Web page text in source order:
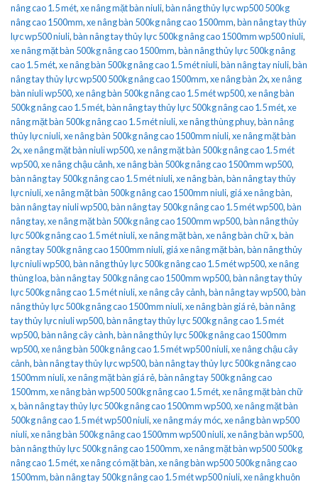
nâng cao 1.5 mét,xe nâng mặt bàn niuli,bàn nâng thủy lực wp500 500kg
nâng cao 1500mm,xe nâng bàn 500kg nâng cao 1500mm,bàn nâng tay thủy
lực wp500 niuli,bàn nâng tay thủy lực 500kg nâng cao 1500mm wp500 niuli,
xe nâng mặt bàn 500kg nâng cao 1500mm,bàn nâng thủy lực 500kg nâng
cao 1.5 mét,xe nâng bàn 500kg nâng cao 1.5 mét niuli,bàn nâng tay niuli,bàn
nâng tay thủy lực wp500 500kg nâng cao 1500mm,xe nâng bàn 2x,xe nâng
bàn niuli wp500,xe nâng bàn 500kg nâng cao 1.5 mét wp500,xe nâng bàn
500kg nâng cao 1.5 mét,bàn nâng tay thủy lực 500kg nâng cao 1.5 mét,xe
nâng mặt bàn 500kg nâng cao 1.5 mét niuli,xe nâng thùng phuy,bàn nâng
thủy lực niuli,xe nâng bàn 500kg nâng cao 1500mm niuli,xe nâng mặt bàn
2x,xe nâng mặt bàn niuli wp500,xe nâng mặt bàn 500kg nâng cao 1.5 mét
wp500,xe nâng chậu cảnh,xe nâng bàn 500kg nâng cao 1500mm wp500,
bàn nâng tay 500kg nâng cao 1.5 mét niuli,xe nâng bàn,bàn nâng tay thủy
lực niuli,xe nâng mặt bàn 500kg nâng cao 1500mm niuli, giá xe nâng bàn,
bàn nâng tay niuli wp500,bàn nâng tay 500kg nâng cao 1.5 mét wp500,bàn
nâng tay,xe nâng mặt bàn 500kg nâng cao 1500mm wp500,bàn nâng thủy
lực 500kg nâng cao 1.5 mét niuli,xe nâng mặt bàn,xe nâng bàn chữ x,bàn
nâng tay 500kg nâng cao 1500mm niuli, giá xe nâng mặt bàn,bàn nâng thủy
lực niuli wp500,bàn nâng thủy lực 500kg nâng cao 1.5 mét wp500,xe nâng
thùng loa,bàn nâng tay 500kg nâng cao 1500mm wp500,bàn nâng tay thủy
lực 500kg nâng cao 1.5 mét niuli,xe nâng cây cảnh,bàn nâng tay wp500,bàn
nâng thủy lực 500kg nâng cao 1500mm niuli,xe nâng bàn giá rẻ,bàn nâng
tay thủy lực niuli wp500,bàn nâng tay thủy lực 500kg nâng cao 1.5 mét
wp500,bàn nâng cây cành,bàn nâng thủy lực 500kg nâng cao 1500mm
wp500,xe nâng bàn 500kg nâng cao 1.5 mét wp500 niuli,xe nâng chậu cây
cảnh,bàn nâng tay thủy lực wp500,bàn nâng tay thủy lực 500kg nâng cao
1500mm niuli,xe nâng mặt bàn giá rẻ,bàn nâng tay 500kg nâng cao
1500mm,xe nâng bàn wp500 500kg nâng cao 1.5 mét,xe nâng mặt bàn chữ
x,bàn nâng tay thủy lực 500kg nâng cao 1500mm wp500,xe nâng mặt bàn
500kg nâng cao 1.5 mét wp500 niuli,xe nâng máy móc,xe nâng bàn wp500
niuli,xe nâng bàn 500kg nâng cao 1500mm wp500 niuli,xe nâng bàn wp500,
bàn nâng thủy lực 500kg nâng cao 1500mm,xe nâng mặt bàn wp500 500kg
nâng cao 1.5 mét,xe nâng có mặt bàn,xe nâng bàn wp500 500kg nâng cao
1500mm,bàn nâng tay 500kg nâng cao 1.5 mét wp500 niuli,xe nâng khuôn